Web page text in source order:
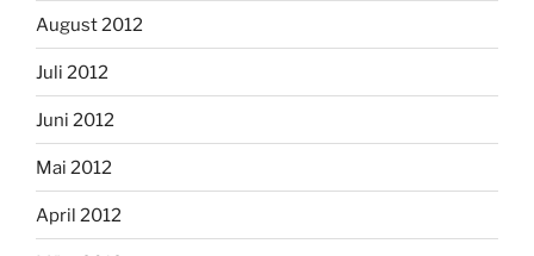
August 2012
Juli 2012
Juni 2012
Mai 2012
April 2012